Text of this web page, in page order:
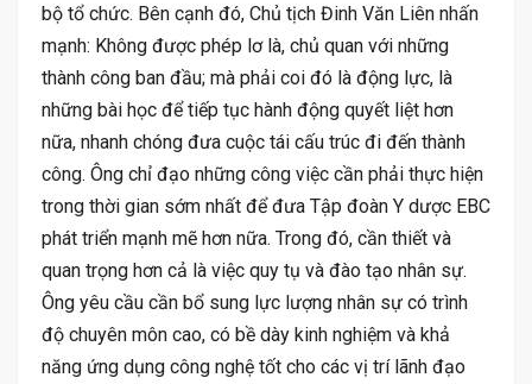
bộ tổ chức. Bên cạnh đó, Chủ tịch Đinh Văn Liên nhấn
mạnh: Không được phép lơ là, chủ quan với những
thành công ban đầu; mà phải coi đó là động lực, là
những bài học để tiếp tục hành động quyết liệt hơn
nữa, nhanh chóng đưa cuộc tái cấu trúc đi đến thành
công. Ông chỉ đạo những công việc cần phải thực hiện
trong thời gian sớm nhất để đưa Tập đoàn Y dược EBC
phát triển mạnh mẽ hơn nữa. Trong đó, cần thiết và
quan trọng hơn cả là việc quy tụ và đào tạo nhân sự.
Ông yêu cầu cần bổ sung lực lượng nhân sự có trình
độ chuyên môn cao, có bề dày kinh nghiệm và khả
năng ứng dụng công nghệ tốt cho các vị trí lãnh đạo